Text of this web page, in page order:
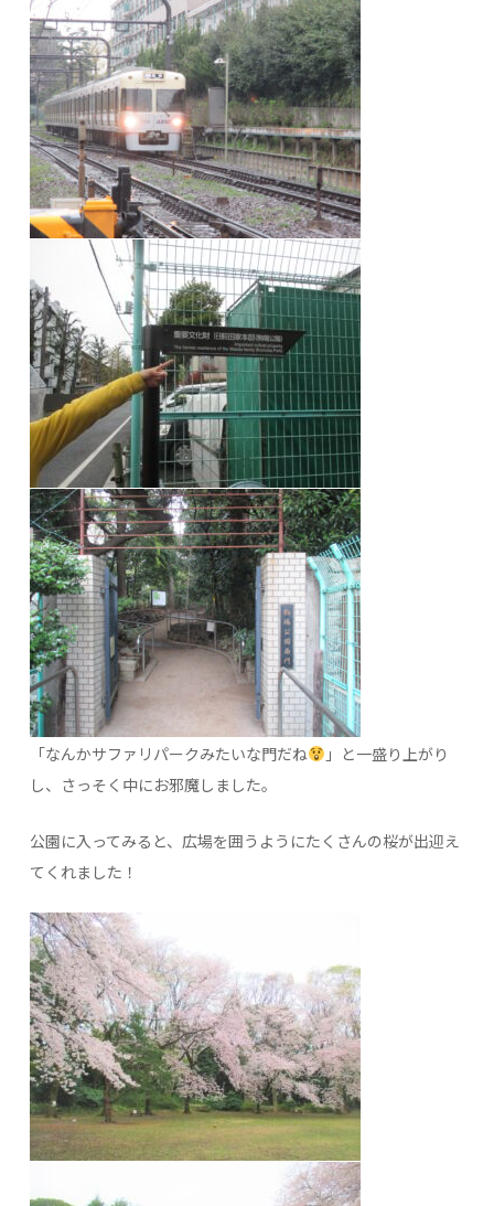
「なんかサファリパークみたいな門だね
」と一盛り上がり
し、さっそく中にお邪魔しました。
公園に入ってみると、広場を囲うようにたくさんの桜が出迎え
てくれました！